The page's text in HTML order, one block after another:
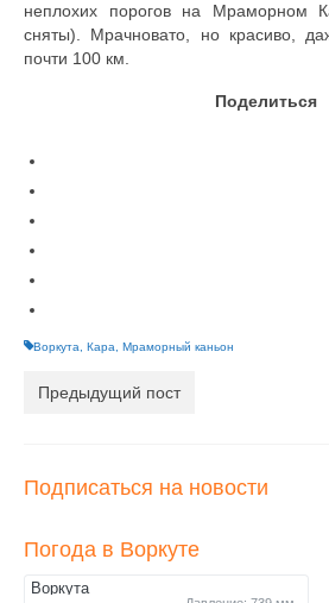
неплохих порогов на Мраморном
сняты). Мрачновато, но красиво,
почти 100 км.
Поделиться
Воркута Кара Мраморный каньон
Предыдущий пост
Подписаться на новости
Погода в Воркуте